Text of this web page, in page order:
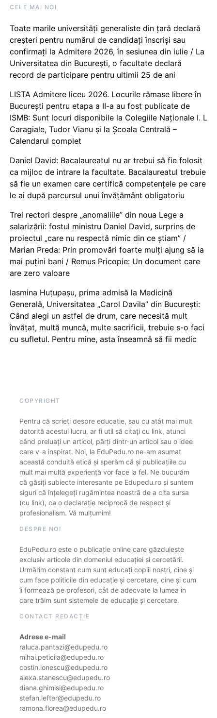
CELE MAI NOI
Toate marile universități generaliste din țară declară
creșteri pentru numărul de candidați înscriși sau
confirmați la Admitere 2026, în sesiunea din iulie / La
Universitatea din București, o facultate declară
record de participare pentru ultimii 25 de ani
LISTA Admitere liceu 2026. Locurile rămase libere în
București pentru etapa a II-a au fost publicate de
ISMB: Sunt locuri disponibile la Colegiile Naționale I. L
Caragiale, Tudor Vianu și la Școala Centrală –
Calendarul complet
Daniel David: Bacalaureatul nu ar trebui să fie folosit
ca mijloc de intrare la facultate. Bacalaureatul trebuie
să fie un examen care certifică competențele pe care
le ai după parcursul unui învățământ obligatoriu
Trei rectori despre „anomaliile” din noua Lege a
salarizării: fostul ministru Daniel David, surprins de
proiectul „care nu respectă nimic din ce știam” /
Marian Preda: Prin promovări foarte mulți ajung să ia
mai puțini bani / Remus Pricopie: Un document care
are zero valoare
Iasmina Huțupașu, prima admisă la Medicină
Generală, Universitatea „Carol Davila” din București:
Când alegi un astfel de drum, care necesită mult
învățat, multă muncă, multe sacrificii, trebuie s-o faci
cu sufletul. Pentru mine, asta înseamnă să fii medic
COPYRIGHT
Pentru că scrieți despre educație, sau cu atât mai mult
datorită acestui lucru, ar fi util să citați cu link, atunci
când preluați un articol, părți dintr-un articol sau o idee
care v-a inspirat. Noi, la EduPedu.ro ne-am asumat
această conduită etică și sperăm că și publicațiile cu
mult mai multă experiență vor face la fel. Ne bucurăm
că găsiți subiecte interesante pe Edupedu.ro și suntem
siguri că înțelegeți rugămintea noastră de a cita sursa
(cu link), ca o declarație reciprocă de respect și
profesionalism. Vă mulțumim!
DESPRE NOI
EduPedu.ro este o publicație online care găzduiește
exclusiv articole din domeniul educației și cercetării.
Urmărim constant cum sunt educați copiii noștri, cine și
cum face politicile din educație și cercetare, cine și cum
îi formează pe profesori, cât de adecvate la lumea în
care trăim sunt sistemele de educație și cercetare.
CONTACT REDACȚIE
Adrese e-mail
raluca.pantazi@edupedu.ro
mihai.peticila@edupedu.ro
costin.ionescu@edupedu.ro
alexa.stanescu@edupedu.ro
diana.ghimisi@edupedu.ro
stefan.lefter@edupedu.ro
ramona.florea@edupedu.ro